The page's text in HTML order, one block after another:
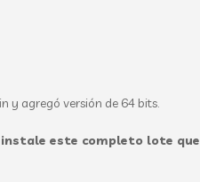
y agregó versión de 64 bits.
este completo lote que